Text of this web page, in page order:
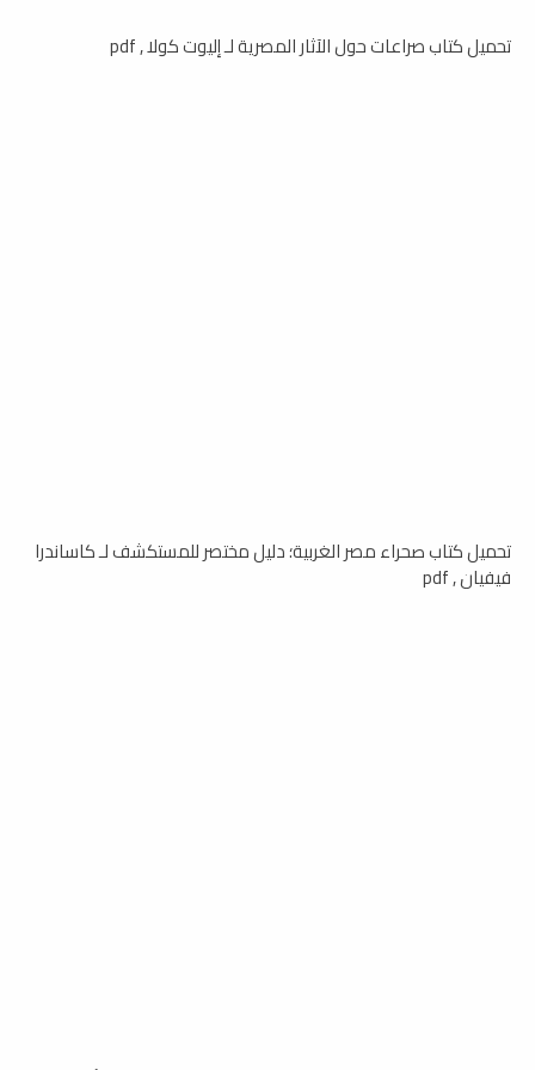
تحميل كتاب صراعات حول الآثار المصرية لـ إليوت كولا , pdf
تحميل كتاب صحراء مصر الغربية؛ دليل مختصر للمستكشف لـ كاساندرا
فيفيان , pdf